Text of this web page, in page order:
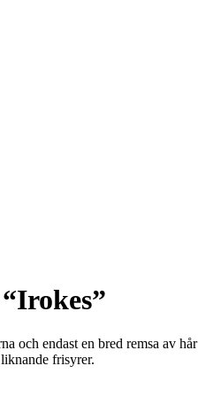
och endast en bred remsa av
frisyrer.